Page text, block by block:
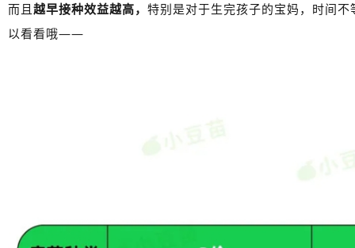
而且 越早接种效益越高， 特别是对于生完孩子的宝妈，时间
以看看哦——